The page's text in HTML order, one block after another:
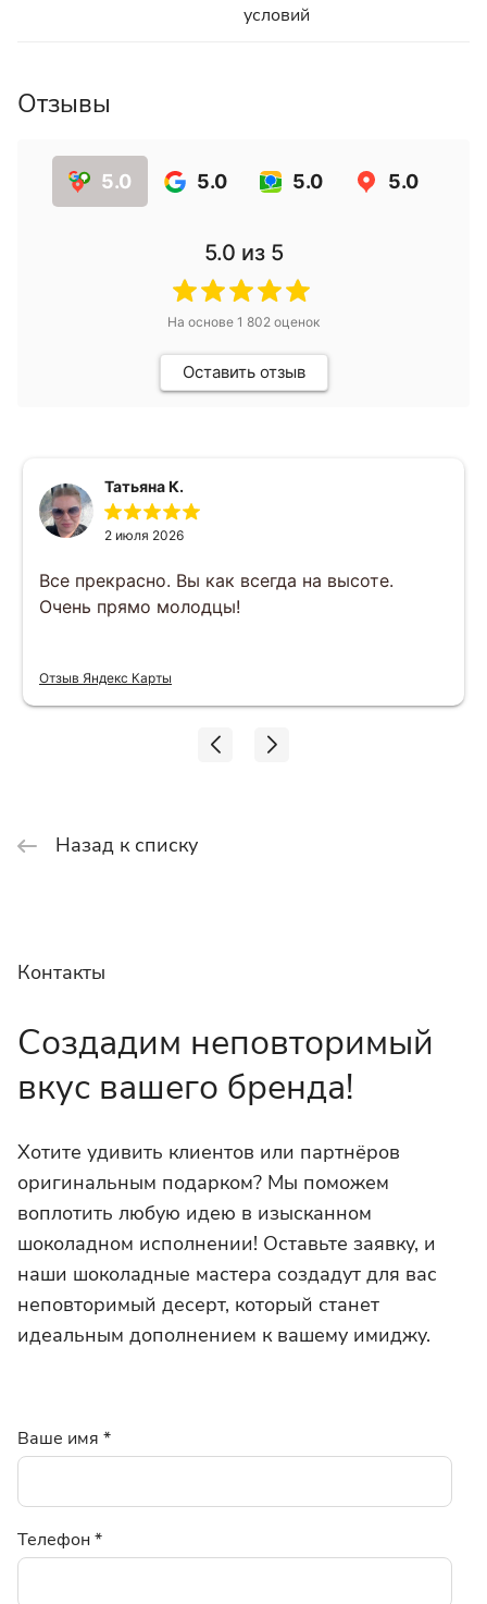
условий
Отзывы
5.0 5.0 5.0 5.0
5.0 из 5
На основе 1 802 оценок
Оставить отзыв
Татьяна К.
2 июля 2026
Все прекрасно. Вы как всегда на высоте.
Очень прямо молодцы!
Отзыв Яндекс Карты
Назад к списку
Контакты
Создадим неповторимый
вкус вашего бренда!
Хотите удивить клиентов или партнёров
оригинальным подарком? Мы поможем
воплотить любую идею в изысканном
шоколадном исполнении! Оставьте заявку, и
наши шоколадные мастера создадут для вас
неповторимый десерт, который станет
идеальным дополнением к вашему имиджу.
Ваше имя *
Телефон*